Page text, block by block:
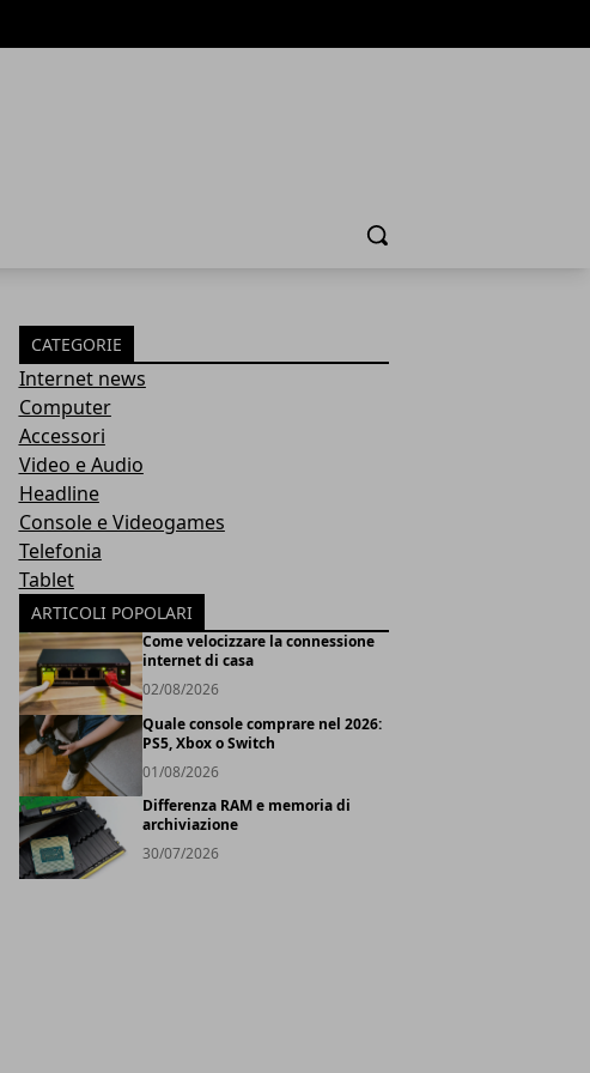
Cerca
CATEGORIE
Internet news
Computer
Accessori
Video e Audio
Headline
Console e Videogames
Telefonia
Tablet
ARTICOLI POPOLARI
Come velocizzare la connessione
internet di casa
02/08/2026
Quale console comprare nel 2026:
PS5, Xbox o Switch
01/08/2026
Differenza RAM e memoria di
archiviazione
30/07/2026